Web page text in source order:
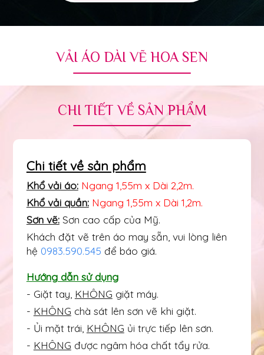
VẢI ÁO DÀI VẼ HOA SEN
CHI TIẾT VỀ SẢN PHẨM
Chi tiết về sản phẩm
Khổ vải áo: Ngang 1,55m x Dài 2,2m.
Khổ vải quần: Ngang 1,55m x Dài 1,2m.
Sơn vẽ:Sơn cao cấp của Mỹ.
Khách đặt vẽ trên áo may sẵn, vui lòng liên
hệ 0983.590.545 để báo giá.
Hướng dẫn sử dụng
- Giặt tay, KHÔNG giặt máy.
- KHÔNG chà sát lên sơn vẽ khi giặt.
- Ủi mặt trái, KHÔNG ủi trực tiếp lên sơn.
- KHÔNG được ngâm hóa chất tẩy rửa.